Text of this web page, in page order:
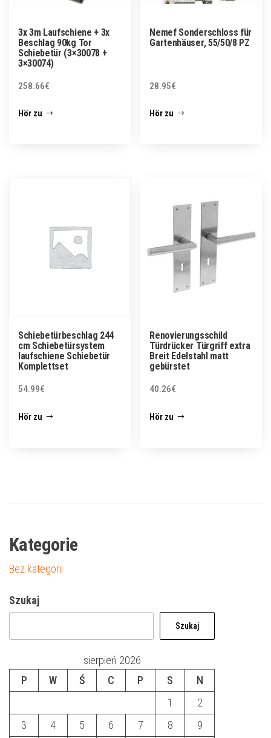
3x 3m Laufschiene + 3x
Beschlag 90kg Tor
Schiebetür (3×30078 +
3×30074)
258.66€
Hör zu
Nemef Sonderschloss für
Gartenhäuser, 55/50/8 PZ
28.95€
Hör zu
Schiebetürbeschlag 244
cm Schiebetürsystem
laufschiene Schiebetür
Komplettset
54.99€
Hör zu
Renovierungsschild
Türdrücker Türgriff extra
Breit Edelstahl matt
gebürstet
40.26€
Hör zu
Kategorie
Bez kategorii
Szukaj
Szukaj
sierpień 2026
P
W Ś C P S
N
1
2
3
4 5 6 7 8 9